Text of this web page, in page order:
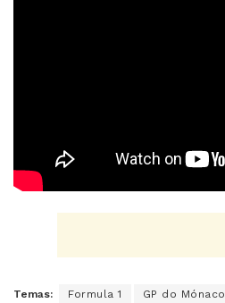
Temas: Formula 1 GP do Mónaco